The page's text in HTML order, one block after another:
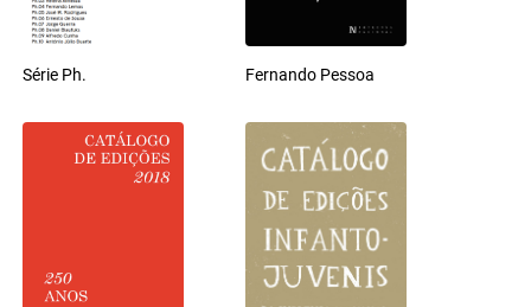
Série Ph. Fernando Pessoa